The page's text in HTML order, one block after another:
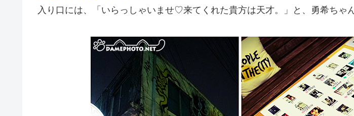
入り口には、「いらっしゃいませ♡来てくれた貴方は天才。」と、勇希ちゃ